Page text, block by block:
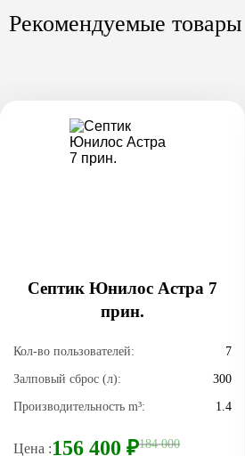
Рекомендуемые товары
Септик Юнилос Астра 7
прин.
Кол-во пользователей: 7
Залповый сброс (л): 300
Производительность m³: 1.4
Цена :156 400 ₽184 000